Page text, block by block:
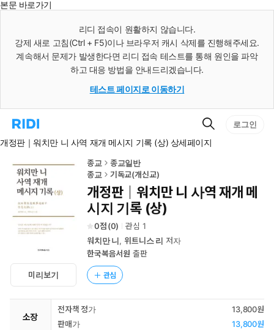
본문 바로가기
리디 접속이 원활하지 않습니다.
강제 새로 고침(Ctrl + F5)이나 브라우저 캐시 삭제를 진행해주세요.
계속해서 문제가 발생한다면 리디 접속 테스트를 통해 원인을 파악
하고 대응 방법을 안내드리겠습니다.
테스트 페이지로 이동하기
리
홈
로
이
동
검
색
로그인
개정판｜워치만 니 사역 재개 메시지 기록 (상) 상세페이지
미리보기
종교
종교일반
종교
기독교(개신교)
개정판｜워치만 니 사역 재개 메
시지 기록 (상)
0 (0) 관심 1
워치만 니, 위트니스 리 저자
한국복음서원 출판
관심
소장
전자책 정가
13,800원
판매가
13,800원